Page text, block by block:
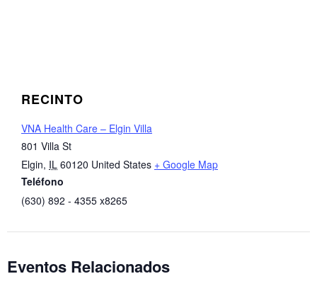
RECINTO
VNA Health Care – Elgin Villa
801 Villa St
Elgin, IL 60120 United States + Google Map
Teléfono
(630) 892 - 4355 x8265
Eventos Relacionados